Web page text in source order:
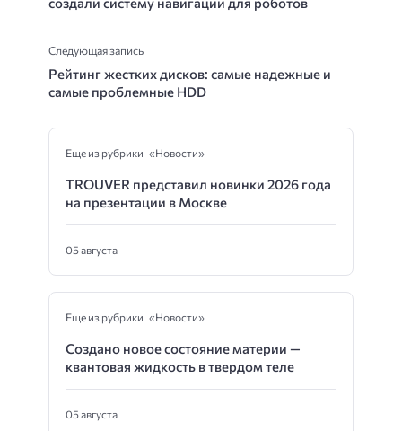
Следующая запись
Рейтинг жестких дисков: самые надежные и
самые проблемные HDD
Еще из рубрики «Новости»
TROUVER представил новинки 2026 года
на презентации в Москве
05 августа
Еще из рубрики «Новости»
Создано новое состояние материи —
квантовая жидкость в твердом теле
05 августа